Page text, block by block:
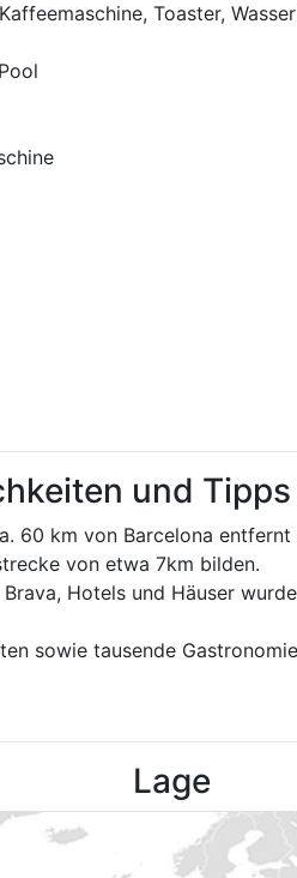
Toaster,
und
60 km von Barcelona
von etwa 7km bilden.
Hotels und Häuser
sowie tausende
Lage